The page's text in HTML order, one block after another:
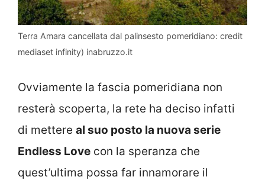
Terra Amara cancellata dal palinsesto pomeridiano: credit
mediaset infinity) inabruzzo.it
Ovviamente la fascia pomeridiana non
resterà scoperta, la rete ha deciso infatti
di mettere al suo posto la nuova serie
Endless Love con la speranza che
quest’ultima possa far innamorare il